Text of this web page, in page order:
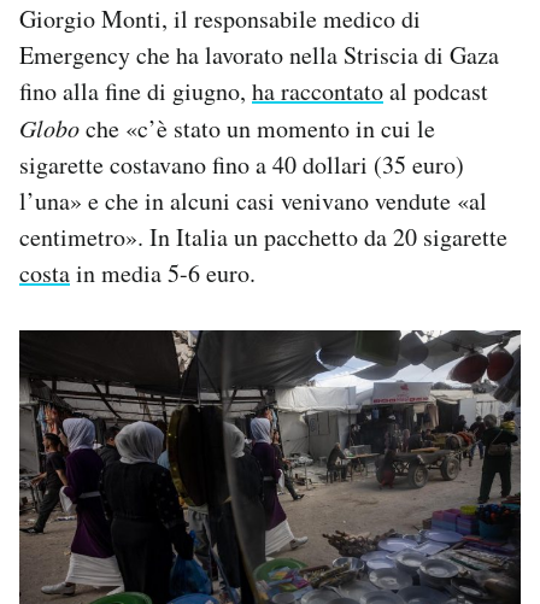
Giorgio Monti, il responsabile medico di
Emergency che ha lavorato nella Striscia di Gaza
fino alla fine di giugno, ha raccontatoal podcast
Globoche «c’è stato un momento in cui le
sigarette costavano fino a 40 dollari (35 euro)
l’una» e che in alcuni casi venivano vendute «al
centimetro». In Italia un pacchetto da 20 sigarette
costain media 5-6 euro.